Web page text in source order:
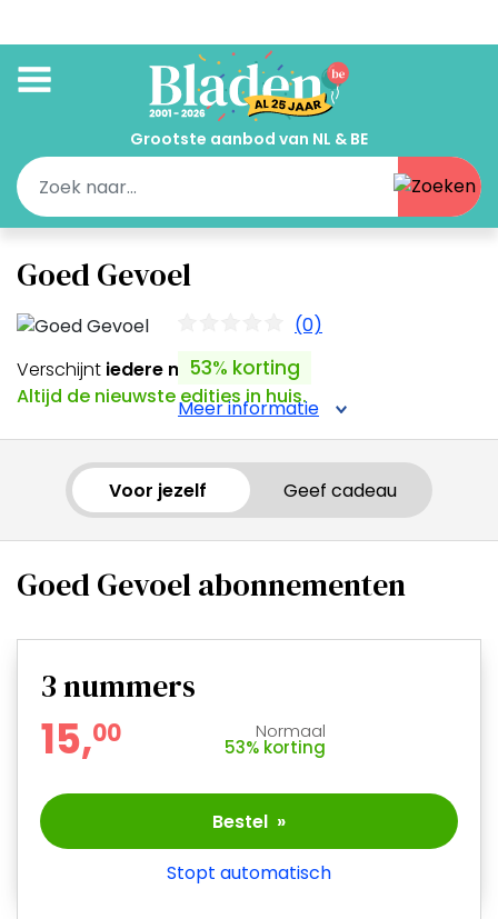
Grootste aanbod van NL & BE
Goed Gevoel
(0)
53% korting
Meer informatie
Verschijnt iedere maand
Altijd de nieuwste edities in huis.
Voor jezelf Geef cadeau
Goed Gevoel abonnementen
3nummers
15,00 Normaal
53% korting
Bestel »
Stopt automatisch